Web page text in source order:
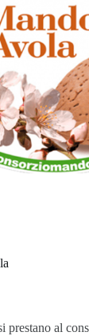
prestano al